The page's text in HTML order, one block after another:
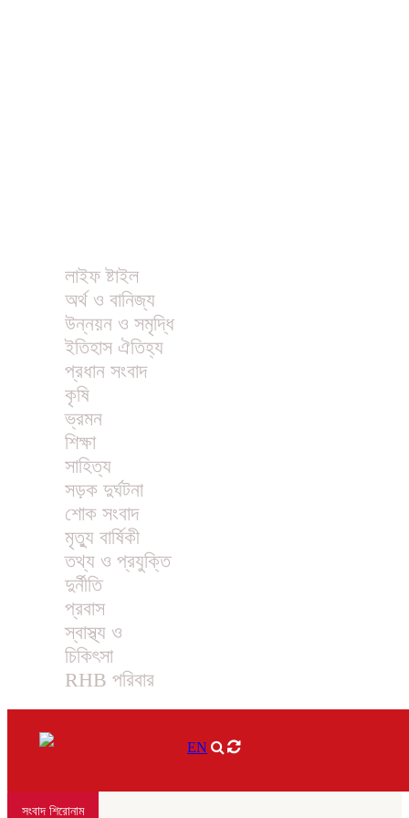
লাইফ ষ্টাইল
অর্থ ও বানিজ্য
উন্নয়ন ও সমৃদ্ধি
ইতিহাস ঐতিহ্য
প্রধান সংবাদ
কৃষি
ভ্রমন
শিক্ষা
সাহিত্য
সড়ক দুর্ঘটনা
শোক সংবাদ
মৃত্যু বার্ষিকী
তথ্য ও প্রযুক্তি
দুর্নীতি
প্রবাস
স্বাস্থ্য ও
চিকিৎসা
RHB পরিবার
EN
সংবাদ শিরোনাম